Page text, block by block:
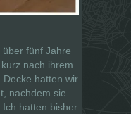
fünf Jahre
nach ihrem
Decke hatten wir
nachdem sie
hatten bisher